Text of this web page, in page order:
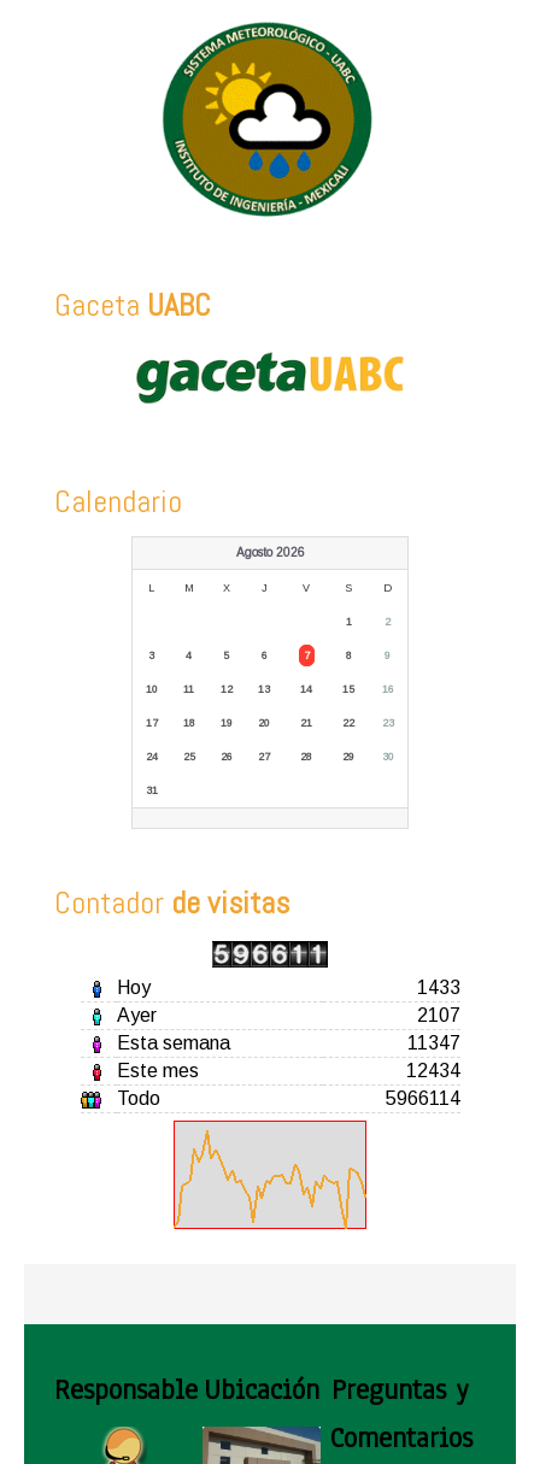
Gaceta UABC
Calendario
Agosto 2026
L M X J V S D
1 2
3 4 5 6 7 8 9
10 11 12 13 14 15 16
17 18 19 20 21 22 23
24 25 26 27 28 29 30
31
Contador de visitas
Hoy
1433
Ayer
2107
Esta semana
11347
Este mes
12434
Todo
5966114
Responsable Ubicación Preguntas y
Comentarios